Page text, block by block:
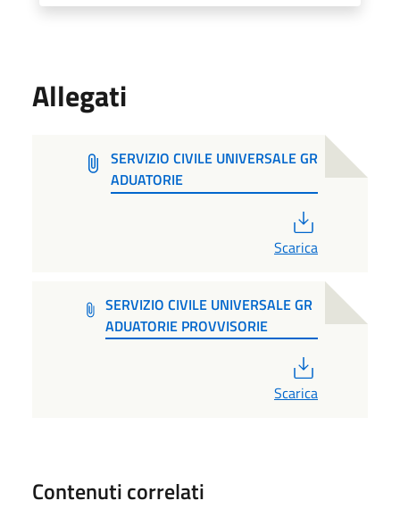
Allegati
SERVIZIO CIVILE UNIVERSALE GR
ADUATORIE
Scarica
SERVIZIO CIVILE UNIVERSALE GR
ADUATORIE PROVVISORIE
Scarica
Contenuti correlati